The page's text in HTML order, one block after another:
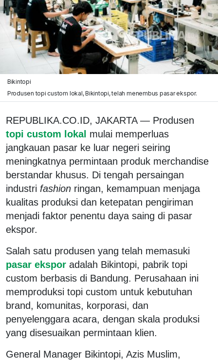
Bikintopi
Produsen topi custom lokal, Bikintopi, telah menembus pasar ekspor.
REPUBLIKA.CO.ID, JAKARTA — Produsen
topi custom lokal mulai memperluas
jangkauan pasar ke luar negeri seiring
meningkatnya permintaan produk merchandise
berstandar khusus. Di tengah persaingan
industri fashion ringan, kemampuan menjaga
kualitas produksi dan ketepatan pengiriman
menjadi faktor penentu daya saing di pasar
ekspor.
Salah satu produsen yang telah memasuki
pasar ekspor adalah Bikintopi, pabrik topi
custom berbasis di Bandung. Perusahaan ini
memproduksi topi custom untuk kebutuhan
brand, komunitas, korporasi, dan
penyelenggara acara, dengan skala produksi
yang disesuaikan permintaan klien.
General Manager Bikintopi, Azis Muslim,